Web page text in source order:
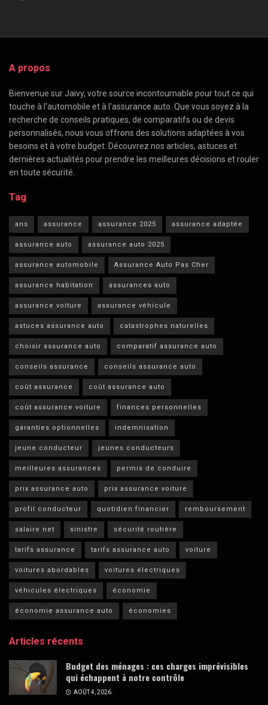
A propos
Bienvenue sur Jaivy, votre source incontournable pour tout ce qui
touche à l'automobile et à l'assurance auto. Que vous soyez à la
recherche de conseils pratiques, de comparatifs ou de devis
personnalisés, nous vous offrons des solutions adaptées à vos
besoins et à votre budget. Découvrez nos articles, astuces et
dernières actualités pour prendre les meilleures décisions et rouler
en toute sécurité.
Tag
ans assurance assurance 2025 assurance adaptée
assurance auto assurance auto 2025
assurance automobile Assurance Auto Pas Cher
assurance habitation assurances auto
assurance voiture assurance véhicule
astuces assurance auto catastrophes naturelles
choisir assurance auto comparatif assurance auto
conseils assurance conseils assurance auto
coût assurance coût assurance auto
coût assurance voiture finances personnelles
garanties optionnelles indemnisation
jeune conducteur jeunes conducteurs
meilleures assurances permis de conduire
prix assurance auto prix assurance voiture
profil conducteur quotidien financier remboursement
salaire net sinistre sécurité routière
tarifs assurance tarifs assurance auto voiture
voitures abordables voitures électriques
véhicules électriques économie
économie assurance auto économies
Articles récents
Budget des ménages : ces charges imprévisibles
qui échappent à notre contrôle
AOÛT 4, 2026